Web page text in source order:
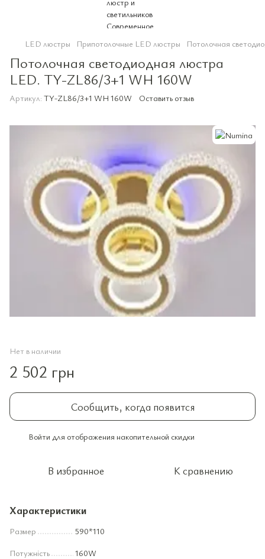
LED люстры Припотолочные LED люстры Потолочная
Потолочная светодиодная люстра
LED. TY-ZL86/3+1 WH 160W
Артикул: TY-ZL86/3+1 WH 160W Оставить отзыв
Нет в наличии
2 502 грн
Сообщить, когда появится
Войти для отображения накопительной скидки
В избранное К сравнению
Характеристики
Размер
590*110
Потужність
160W